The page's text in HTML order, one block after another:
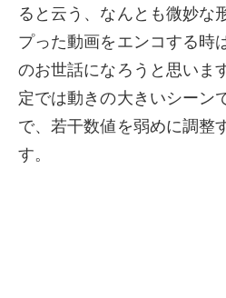
ると云う、なんとも微妙な
プった動画をエンコする時
のお世話になろうと思いま
定では動きの大きいシーン
で、若干数値を弱めに調整
す。